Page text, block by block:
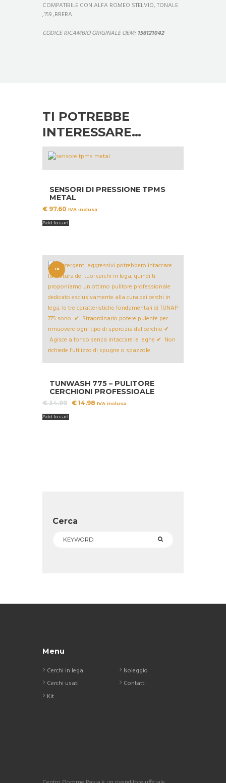
COMPATIBILE CON ALFA ROMEO STELVIO, TONALE
,159 ,BRERA .
CODICE RICAMBIO ORIGINALE OEM: 156121042
TI POTREBBE
INTERESSARE…
SENSORI DI PRESSIONE TPMS
METAL
€ 97.60 IVA inclusa
Add to cart
IN
OFFERT
A!
TUNWASH 775 – PULITORE
CERCHIONI PROFESSIOALE
€34.99 Il
€ 14.98 IlIVA inclusa
Add to cart
Cerca
Menu
Cerchi in lega
Cerchi usati
Kit
Noleggio
Contatti